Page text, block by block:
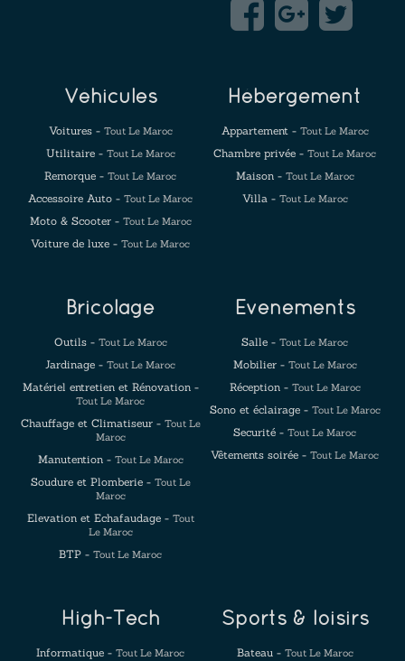
Véhicules
Voitures - Tout Le Maroc
Utilitaire - Tout Le Maroc
Remorque - Tout Le Maroc
Accessoire Auto - Tout Le Maroc
Moto & Scooter - Tout Le Maroc
Voiture de luxe - Tout Le Maroc
Hébergement
Appartement - Tout Le Maroc
Chambre privée - Tout Le Maroc
Maison - Tout Le Maroc
Villa - Tout Le Maroc
Bricolage
Outils - Tout Le Maroc
Jardinage - Tout Le Maroc
Matériel entretien et Rénovation -
Tout Le Maroc
Chauffage et Climatiseur - Tout Le
Maroc
Manutention - Tout Le Maroc
Soudure et Plomberie - Tout Le
Maroc
Elevation et Echafaudage - Tout
Le Maroc
BTP - Tout Le Maroc
Evenements
Salle - Tout Le Maroc
Mobilier - Tout Le Maroc
Réception - Tout Le Maroc
Sono et éclairage - Tout Le Maroc
Securité - Tout Le Maroc
Vêtements soirée - Tout Le Maroc
High-Tech
Informatique - Tout Le Maroc
Sports & loisirs
Bateau - Tout Le Maroc